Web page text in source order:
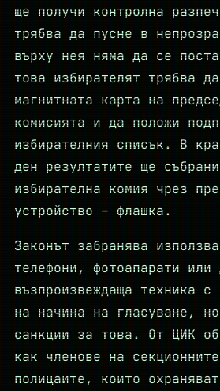
ще получи контролна
трябва да пусне в
върху нея няма да се
това избирателят трябва
магнитната карта на
комисията и да положи
избирателния списък. В
ден резултатите ще
избирателна комия чрез
устройство – флашка.
Законът забранява
телефони, фотоапарати или
възпроизвеждаща техника с
на начина на гласуване,
санкции за това. От ЦИК
как членове на
полицаите, които